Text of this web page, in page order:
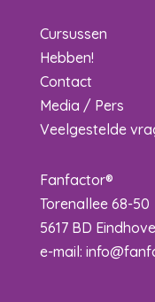
Cursussen
Hebben!
Contact
Media / Pers
Veelgestelde
Fanfactor®
Torenallee 68-50
5617 BD
e-mail: